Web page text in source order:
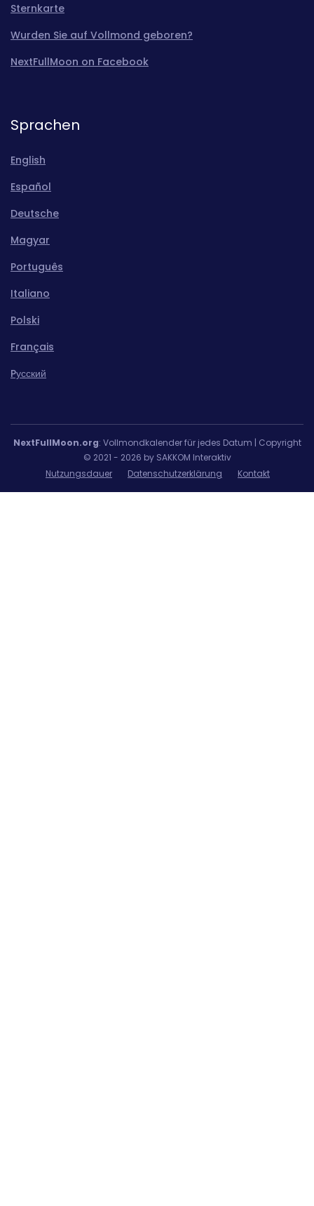
Sternkarte
Wurden Sie auf Vollmond geboren?
NextFullMoon on Facebook
Sprachen
English
Español
Deutsche
Magyar
Português
Italiano
Polski
Français
Pусский
NextFullMoon.org: Vollmondkalender für jedes Datum | Copyright
© 2021 - 2026 by SAKKOM Interaktiv
Nutzungsdauer
Datenschutzerklärung Kontakt